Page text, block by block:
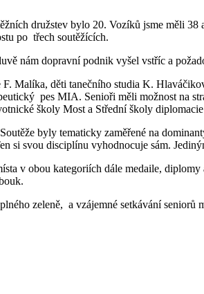
družstev bylo 20. Vozíků jsme měli
po třech soutěžících.
nám dopravní podnik vyšel vstříc a
Malíka, děti tanečního studia K.
pes MIA. Senioři měli možnost na
školy Most a Střední školy
byly tematicky zaměřené na
si svou disciplínu vyhodnocuje sám.
v obou kategoriích dále medaile,
zeleně, a vzájemné setkávání